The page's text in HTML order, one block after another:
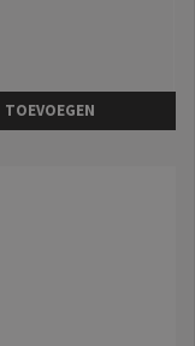
TOEVOEGEN